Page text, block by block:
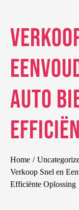
Auto
Home
Verkoop Snel en
Efficiënte Oplossing